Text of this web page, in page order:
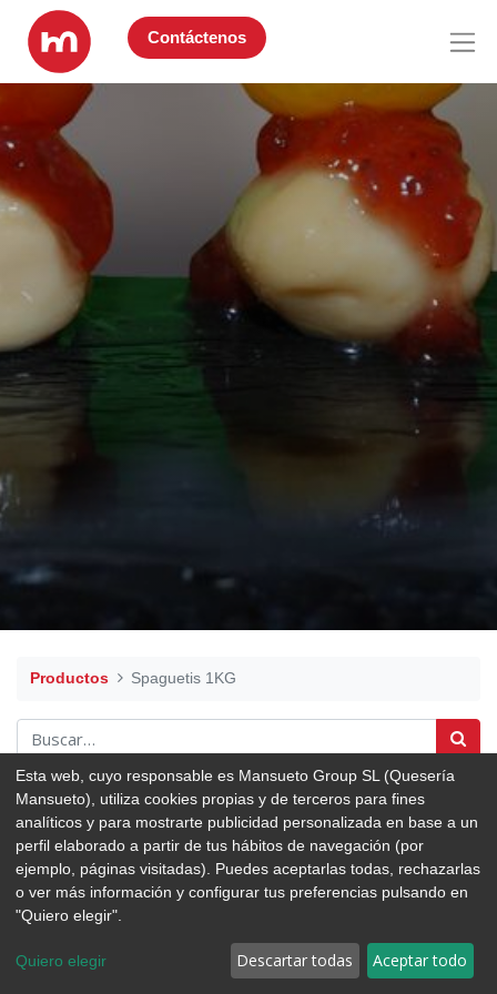
Contáctenos
Productos Spaguetis 1KG
Esta web, cuyo responsable es Mansueto Group SL (Quesería
Mansueto), utiliza cookies propias y de terceros para fines
analíticos y para mostrarte publicidad personalizada en base a un
perfil elaborado a partir de tus hábitos de navegación (por
ejemplo, páginas visitadas). Puedes aceptarlas todas, rechazarlas
o ver más información y configurar tus preferencias pulsando en
"Quiero elegir".
Quiero elegir Descartar todas Aceptar todo